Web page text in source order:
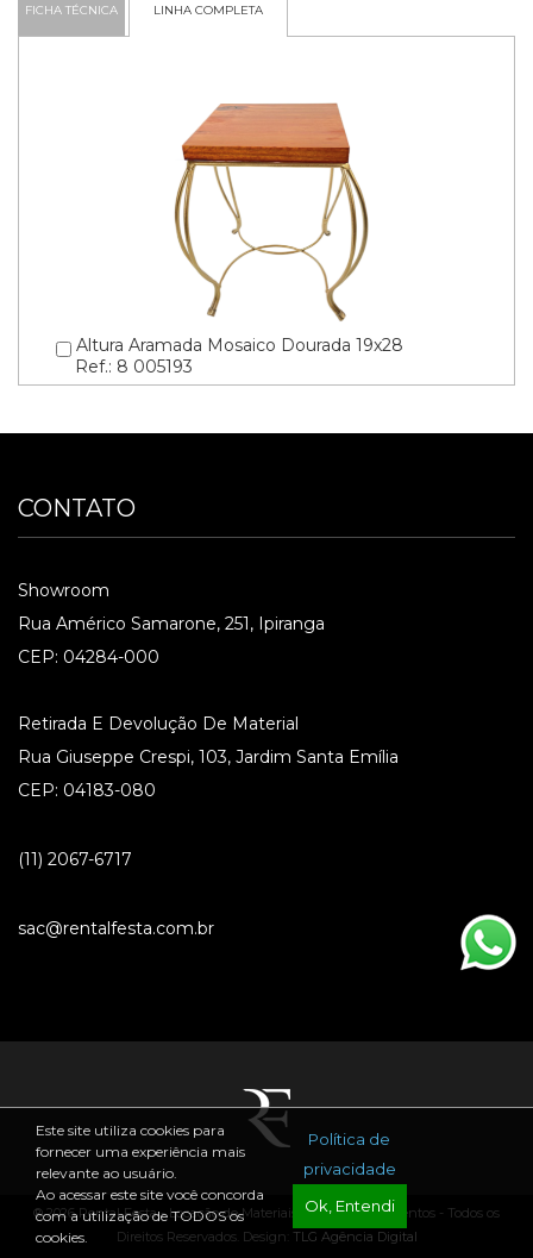
FICHA TÉCNICA LINHA COMPLETA
Altura Aramada Mosaico Dourada 19x28
Ref.: 8 005193
CONTATO
Showroom
Rua Américo Samarone, 251, Ipiranga
CEP: 04284-000
Retirada E Devolução De Material
Rua Giuseppe Crespi, 103, Jardim Santa Emília
CEP: 04183-080
(11) 2067-6717
sac@rentalfesta.com.br
® 2026 Rental Festa - Locação de Materiais para Festas e Eventos - Todos os
Direitos Reservados. Design: TLG Agência Digital
Este site utiliza cookies para
fornecer uma experiência mais
relevante ao usuário.
Ao acessar este site você concorda
com a utilização de TODOS os
cookies.
Política de
privacidade
Ok, Entendi